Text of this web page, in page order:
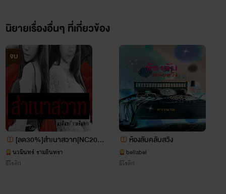
นิยายเรื่องอื่นๆ ที่เกี่ยวข้อง
จบ
[ลด30%]สำเนาสวาท[NC20+
+]
นวมินทร์ รามอินทรา
อีโรติก
ห้องลับคลับสวิง
bellabel
อีโรติก